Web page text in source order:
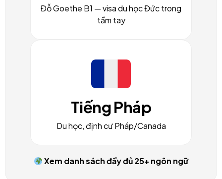
Đỗ Goethe B1 — visa du học Đức trong
tầm tay
Tiếng Pháp
Du học, định cư Pháp/Canada
Xem danh sách đầy đủ 25+ ngôn ngữ